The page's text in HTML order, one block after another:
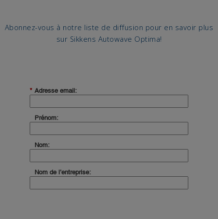
Abonnez-vous à notre liste de diffusion pour en savoir plus
sur Sikkens Autowave Optima!